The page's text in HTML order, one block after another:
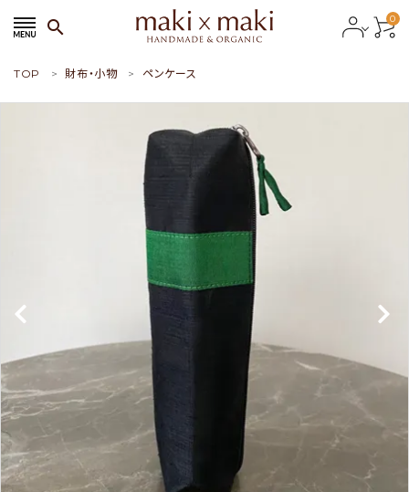
search 0
おすすめ商品
新商品
特集
セール
TOP 財布・小物 ペンケース